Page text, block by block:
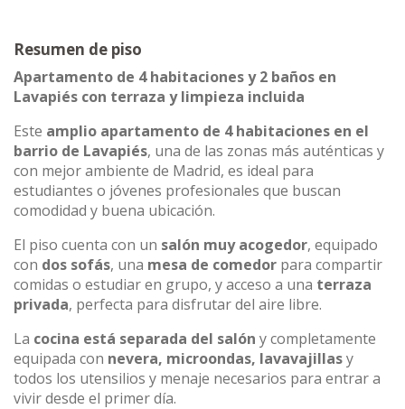
Resumen de piso
Apartamento de 4 habitaciones y 2 baños en
Lavapiés con terraza y limpieza incluida
Este amplio apartamento de 4 habitaciones en el
barrio de Lavapiés, una de las zonas más auténticas y
con mejor ambiente de Madrid, es ideal para
estudiantes o jóvenes profesionales que buscan
comodidad y buena ubicación.
El piso cuenta con un salón muy acogedor, equipado
con dos sofás, una mesa de comedor para compartir
comidas o estudiar en grupo, y acceso a una terraza
privada, perfecta para disfrutar del aire libre.
La cocina está separada del salón y completamente
equipada con nevera, microondas, lavavajillasy
todos los utensilios y menaje necesarios para entrar a
vivir desde el primer día.